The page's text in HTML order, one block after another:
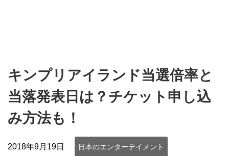
キンプリアイランド当選倍率と
当落発表日は？チケット申し込
み方法も！
2018年9月19日 日本のエンターテイメント